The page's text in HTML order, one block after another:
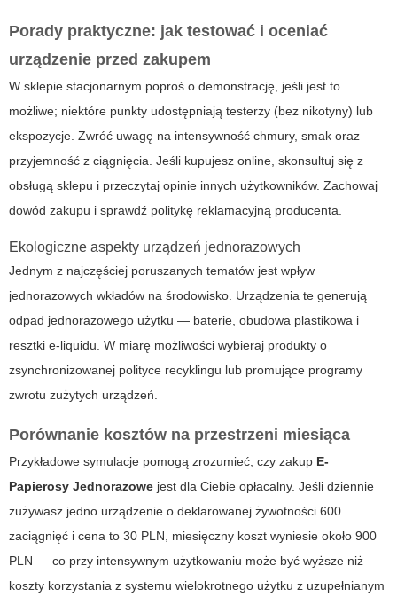
Porady praktyczne: jak testować i oceniać
urządzenie przed zakupem
W sklepie stacjonarnym poproś o demonstrację, jeśli jest to
możliwe; niektóre punkty udostępniają testerzy (bez nikotyny) lub
ekspozycje. Zwróć uwagę na intensywność chmury, smak oraz
przyjemność z ciągnięcia. Jeśli kupujesz online, skonsultuj się z
obsługą sklepu i przeczytaj opinie innych użytkowników. Zachowaj
dowód zakupu i sprawdź politykę reklamacyjną producenta.
Ekologiczne aspekty urządzeń jednorazowych
Jednym z najczęściej poruszanych tematów jest wpływ
jednorazowych wkładów na środowisko. Urządzenia te generują
odpad jednorazowego użytku — baterie, obudowa plastikowa i
resztki e-liquidu. W miarę możliwości wybieraj produkty o
zsynchronizowanej polityce recyklingu lub promujące programy
zwrotu zużytych urządzeń.
Porównanie kosztów na przestrzeni miesiąca
Przykładowe symulacje pomogą zrozumieć, czy zakup E-
Papierosy Jednorazowe jest dla Ciebie opłacalny. Jeśli dziennie
zużywasz jedno urządzenie o deklarowanej żywotności 600
zaciągnięć i cena to 30 PLN, miesięczny koszt wyniesie około 900
PLN — co przy intensywnym użytkowaniu może być wyższe niż
koszty korzystania z systemu wielokrotnego użytku z uzupełnianym